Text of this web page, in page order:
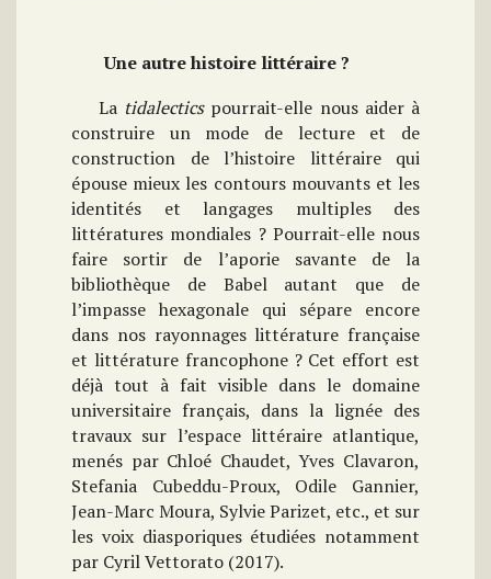
Une autre histoire littéraire ?
La tidalectics pourrait-elle nous aider à
construire un mode de lecture et de
construction de l’histoire littéraire qui
épouse mieux les contours mouvants et les
identités et langages multiples des
littératures mondiales ? Pourrait-elle nous
faire sortir de l’aporie savante de la
bibliothèque de Babel autant que de
l’impasse hexagonale qui sépare encore
dans nos rayonnages littérature française
et littérature francophone ? Cet effort est
déjà tout à fait visible dans le domaine
universitaire français, dans la lignée des
travaux sur l’espace littéraire atlantique,
menés par Chloé Chaudet, Yves Clavaron,
Stefania Cubeddu-Proux, Odile Gannier,
Jean-Marc Moura, Sylvie Parizet, etc., et sur
les voix diasporiques étudiées notamment
par Cyril Vettorato (2017).